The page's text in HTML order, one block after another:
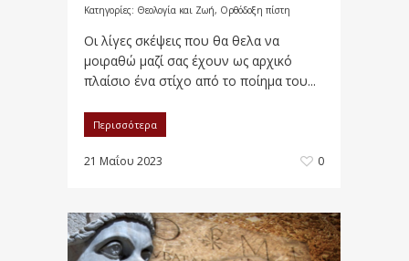
Κατηγορίες: Θεολογία και Ζωή, Ορθόδοξη πίστη
Οι λίγες σκέψεις που θα θελα να
μοιραθώ μαζί σας έχουν ως αρχικό
πλαίσιο ένα στίχο από το ποίημα του...
Περισσότερα
21 Μαΐου 2023 0